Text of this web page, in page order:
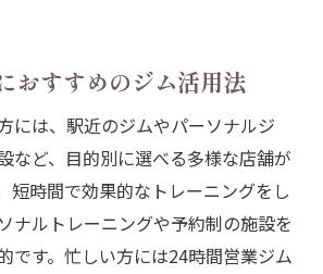
おすすめのジム活用法
には、駅近のジムやパーソナルジ
など、目的別に選べる多様な店舗が
短時間で効果的なトレーニングをし
ナルトレーニングや予約制の施設を
です。忙しい方には24時間営業ジム